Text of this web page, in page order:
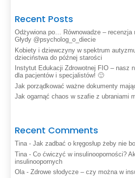
Recent Posts
Odżywiona po… Równowadze – recenzja
Głydy @psycholog_o_diecie
Kobiety i dziewczyny w spektrum
dzieciństwa do późnej starości
Instytut Edukacji Zdrowotnej FIO – nasz
dla pacjentów i specjalistów! 🙂
Jak porządkować ważne dokumenty
Jak ogarnąć chaos w szafie z ubraniami
Recent Comments
Tina-Jak zadbać o kręgosłup żeby nie
Tina -Co ćwiczyć w insulinooporności?
insulinoopornych
Ola-Zdrowe słodycze – czy można w